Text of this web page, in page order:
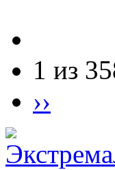
1 из
››